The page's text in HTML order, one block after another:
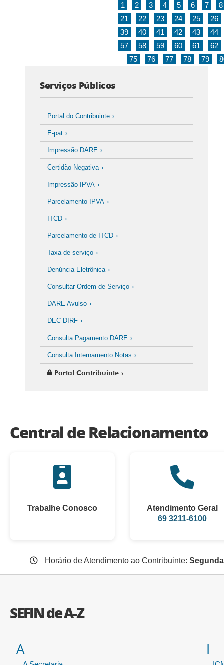
1 2 3 4 5 6 7
8
21
22 23 24 25
26
39
40 41 42 43
44
57
58 59 60 61
62
75
76 77 78 79
Serviços Públicos
Portal do Contribuinte
E-pat
Impressão DARE
Certidão Negativa
Impressão IPVA
Parcelamento IPVA
ITCD
Parcelamento de ITCD
Taxa de serviço
Denúncia Eletrônica
Consultar Ordem de Serviço
DARE Avulso
DEC DIRF
Consulta Pagamento DARE
Consulta Internamento Notas
Portal Contribuinte
Central de Relacionamento
Trabalhe Conosco
Atendimento Geral
69 3211-6100
Horário de Atendimento ao Contribuinte:
SEFIN de A-Z
A I